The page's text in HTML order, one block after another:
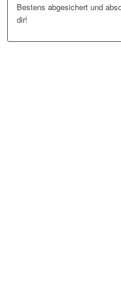
Bestens abgesichert und
dir!